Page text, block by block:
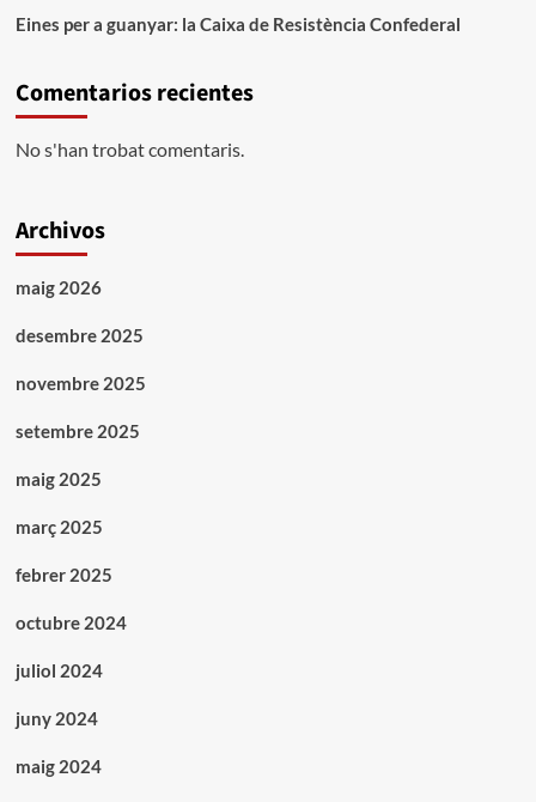
Eines per a guanyar: la Caixa de Resistència Confederal
Comentarios recientes
No s'han trobat comentaris.
Archivos
maig 2026
desembre 2025
novembre 2025
setembre 2025
maig 2025
març 2025
febrer 2025
octubre 2024
juliol 2024
juny 2024
maig 2024